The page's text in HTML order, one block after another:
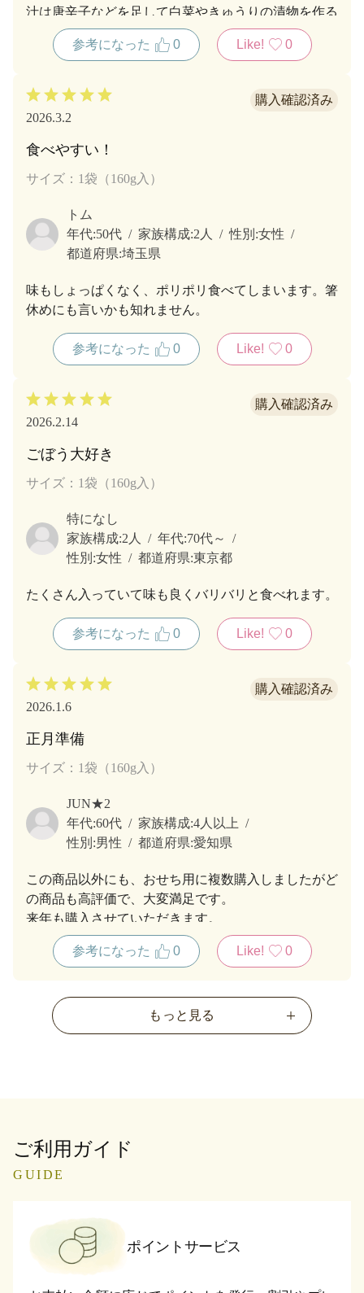
汁は唐辛子などを足して白菜やきゅうりの漬物を作る
のに再利用して美味しくいただいています。
参考になった
0 Like! 0
2026.3.2
食べやすい！
サイズ：1袋（160g入）
トム
年代:50代 家族構成:2人 性別:女性
都道府県:埼玉県
味もしょっぱくなく、ポリポリ食べてしまいます。箸
休めにも言いかも知れません。
参考になった 0 Like! 0
2026.2.14
ごぼう大好き
サイズ：1袋（160g入）
特になし
家族構成:2人 年代:70代～
性別:女性 都道府県:東京都
たくさん入っていて味も良くバリバリと食べれます。
参考になった 0 Like! 0
2026.1.6
正月準備
サイズ：1袋（160g入）
JUN★2
年代:60代 家族構成:4人以上
性別:男性 都道府県:愛知県
この商品以外にも、おせち用に複数購入しましたがど
の商品も高評価で、大変満足です。
来年も購入させていただきます。
参考になった 0 Like! 0
もっと見る
ご利用ガイド
GUIDE
ポイントサービス